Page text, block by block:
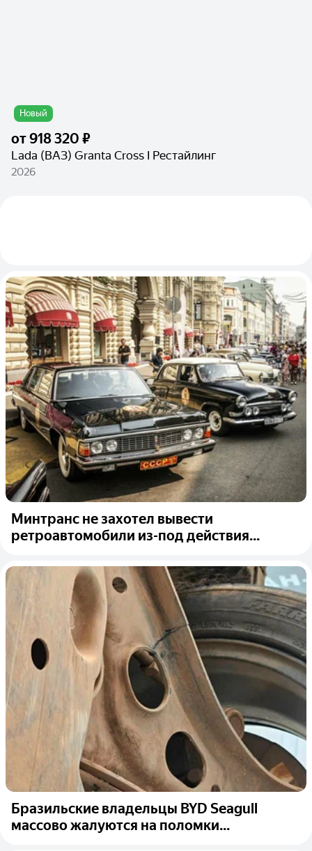
Новый
от918 320 ₽
Lada (ВАЗ) Granta Cross I Рестайлинг
2026
Минтранс не захотел вывести
ретроавтомобили из-под действия...
Бразильские владельцы BYD Seagull
массово жалуются на поломки...